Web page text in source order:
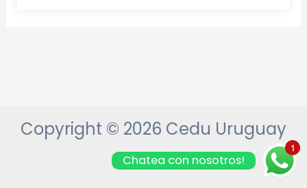
Copyright © 2026 Cedu Uruguay
1
Chatea con nosotros!